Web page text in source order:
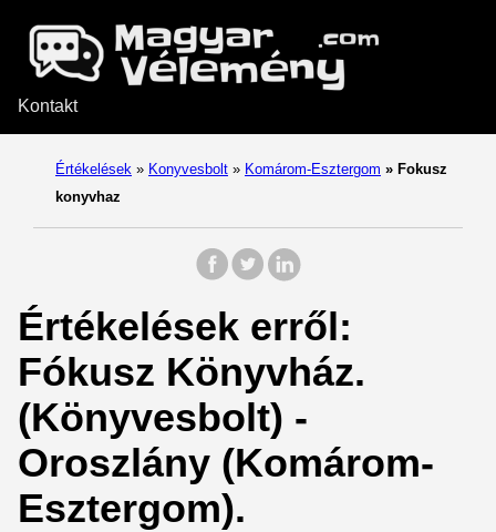
Kontakt
Értékelések » Konyvesbolt » Komárom-Esztergom » Fokusz
konyvhaz
Értékelések erről:
Fókusz Könyvház.
(Könyvesbolt) -
Oroszlány (Komárom-
Esztergom).